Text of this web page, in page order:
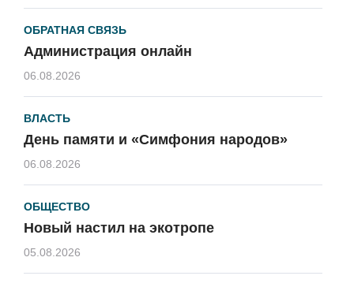
ОБРАТНАЯ СВЯЗЬ
Администрация онлайн
06.08.2026
ВЛАСТЬ
День памяти и «Симфония народов»
06.08.2026
ОБЩЕСТВО
Новый настил на экотропе
05.08.2026